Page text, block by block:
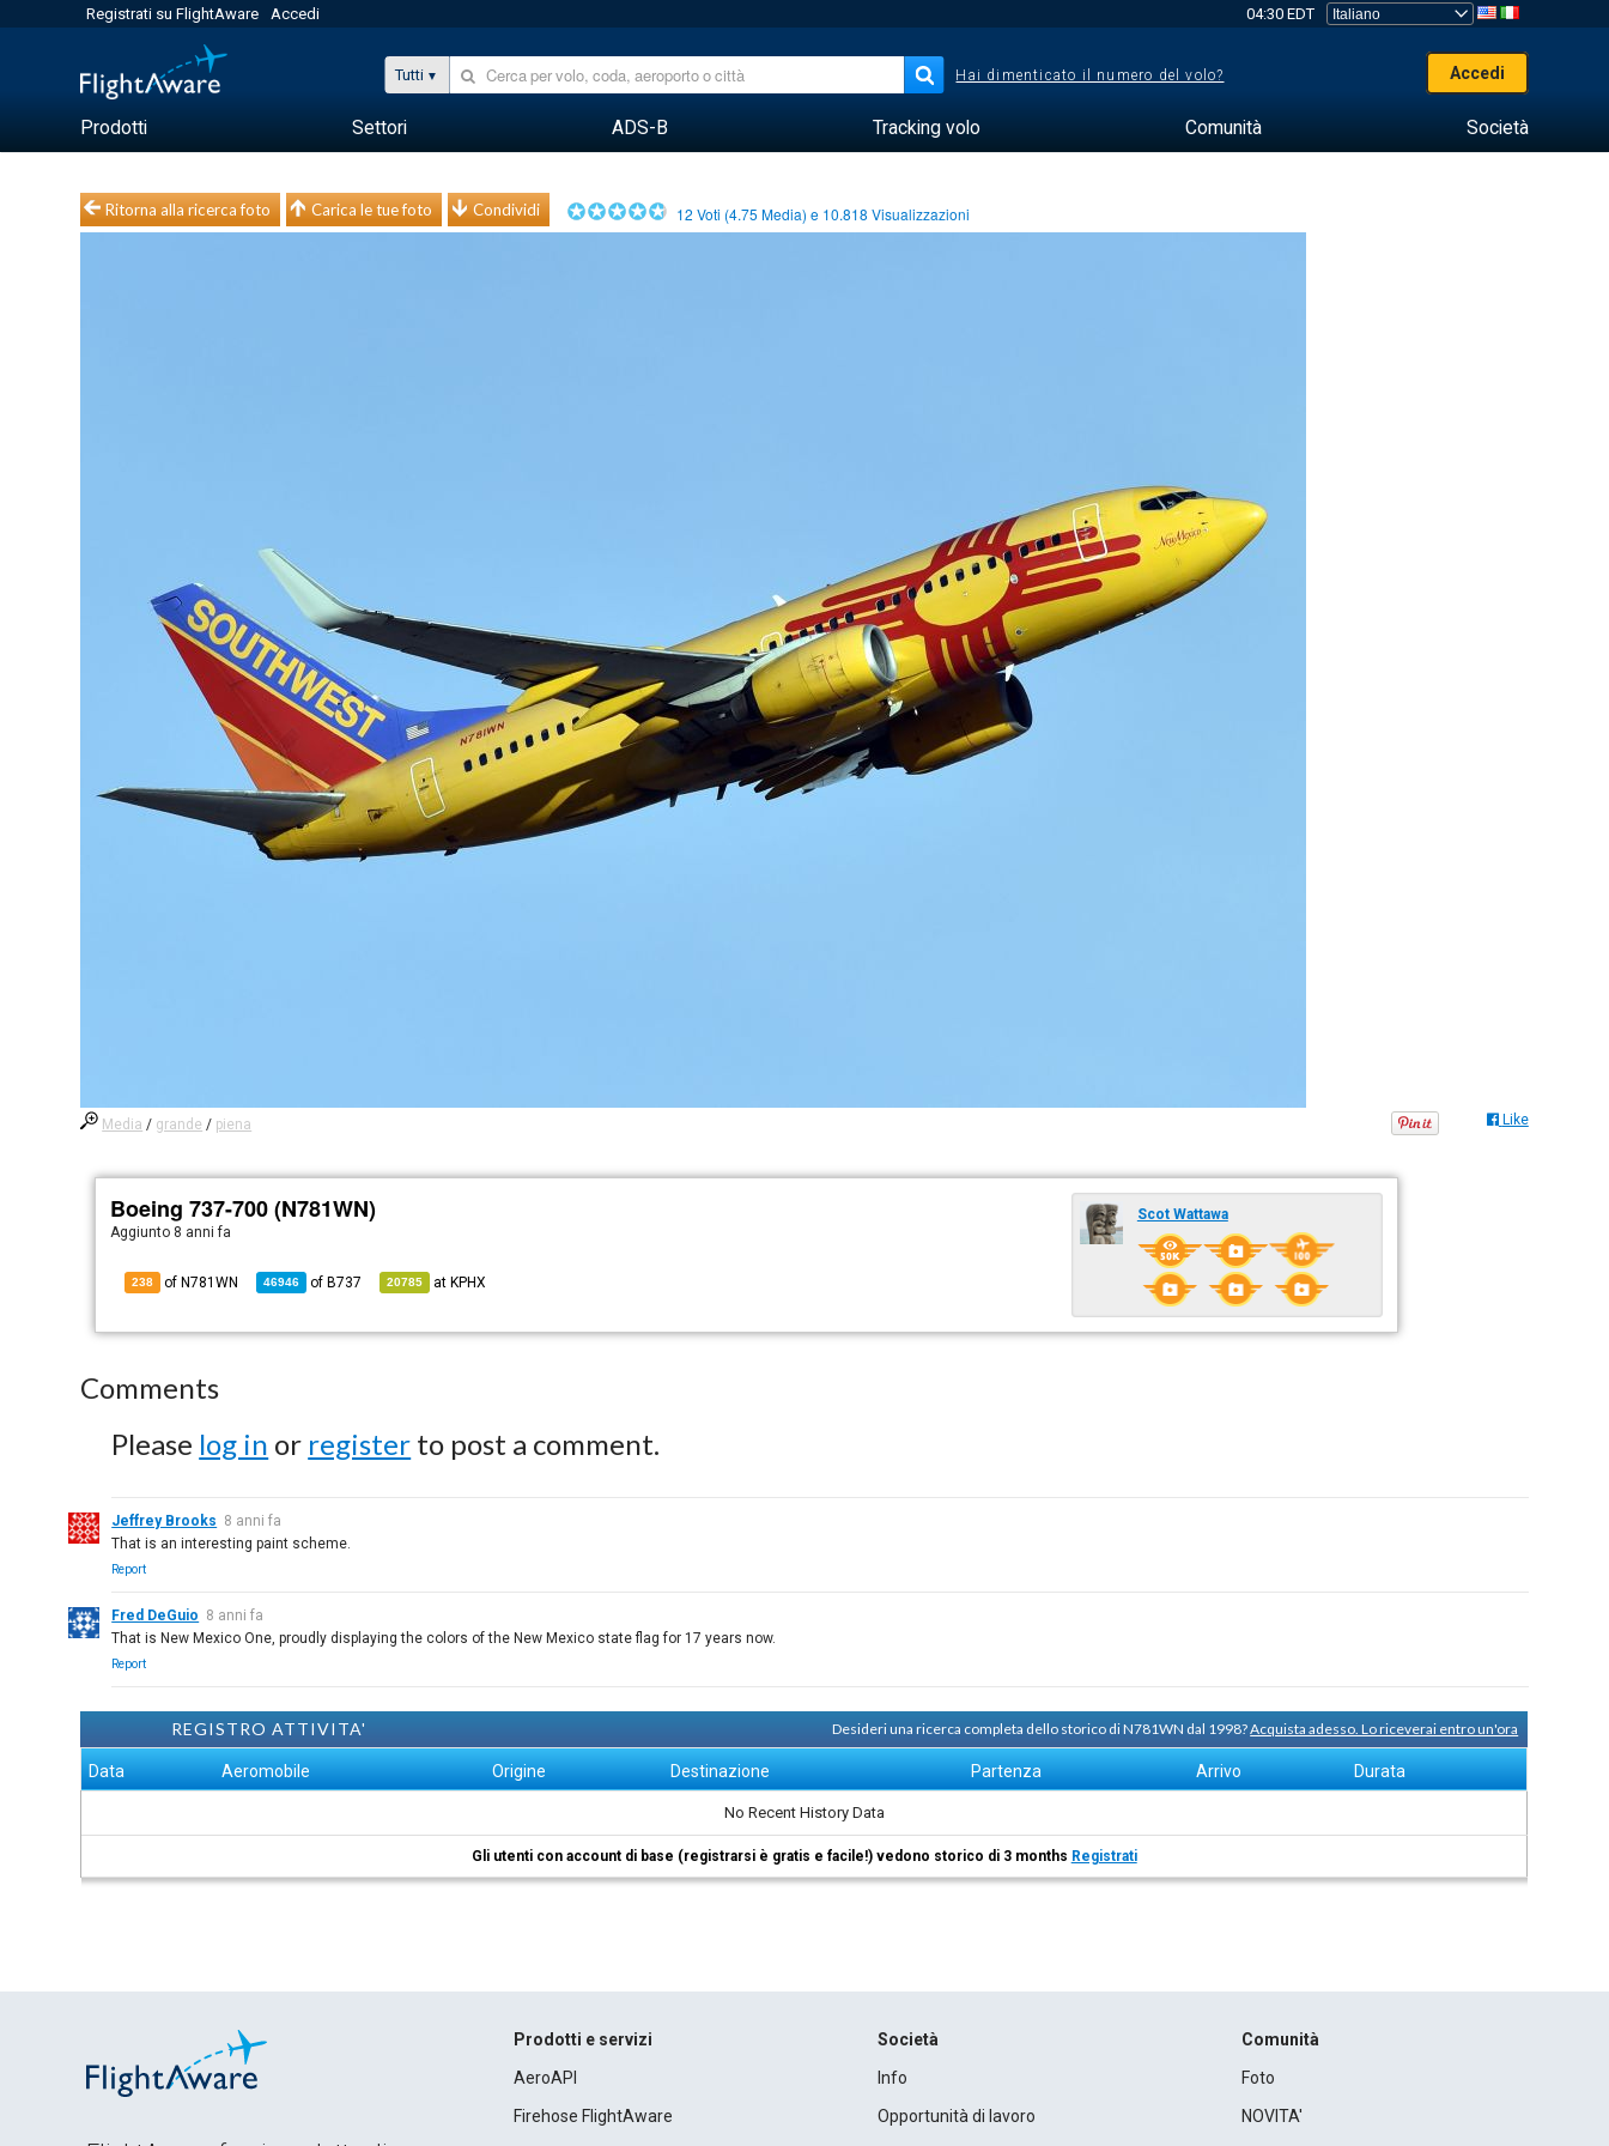
Registrati su FlightAware Accedi 04:30 EDT
Tutti Hai dimenticato il numero del volo? Accedi
Prodotti Settori ADS-B Tracking volo Comunità Società
Ritorna alla ricerca foto Carica le tue foto Condividi 12 Voti (4.75 Media) e 10.818 Visualizzazioni
Media / grande / piena Like
Boeing 737-700 (N781WN)
Aggiunto 8 anni fa
238 of N781WN 46946 of B737 20785 at KPHX
Scot Wattawa
Comments
Please log in or register to post a comment.
Jeffrey Brooks 8 anni fa
That is an interesting paint scheme.
Report
Fred DeGuio 8 anni fa
That is New Mexico One, proudly displaying the colors of the New Mexico state flag for 17 years now.
Report
REGISTRO ATTIVITA' Desideri una ricerca completa dello storico di N781WN dal 1998?Acquista adesso. Lo riceverai entro un'ora
Data Aeromobile Origine Destinazione Partenza Arrivo Durata
No Recent History Data
Gli utenti con account di base (registrarsi è gratis e facile!) vedono storico di 3 months Registrati
Prodotti e servizi
AeroAPI
Firehose FlightAware
Società
Info
Opportunità di lavoro
Comunità
Foto
NOVITA'